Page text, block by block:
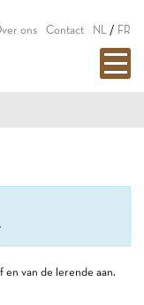
ons Contact NL / FR
en van de lerende aan.